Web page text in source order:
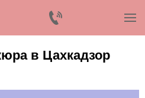
в Цахкадзор